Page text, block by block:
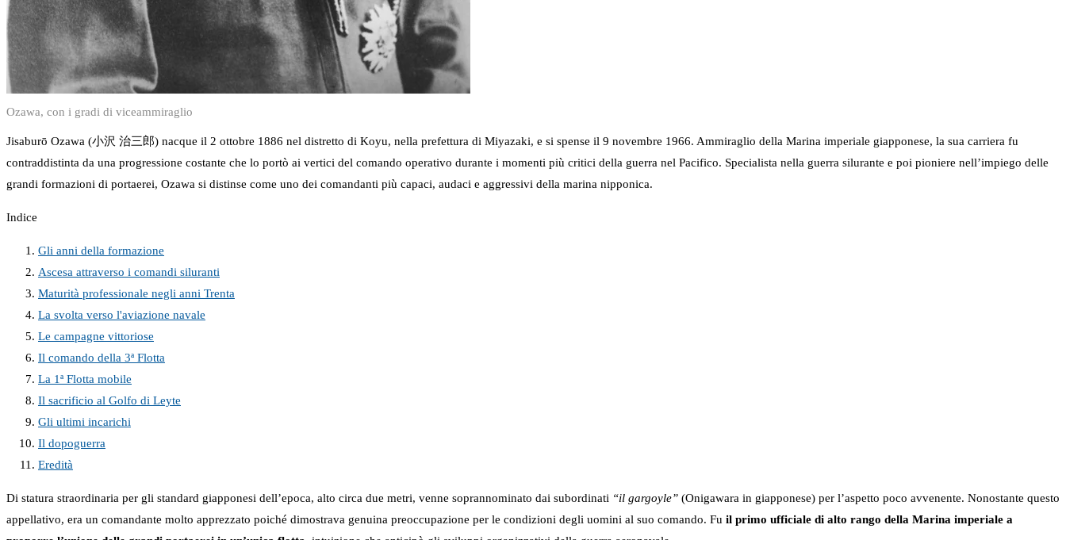
Ozawa, con i gradi di viceammiraglio
Jisaburō Ozawa (小沢 治三郎) nacque il 2 ottobre 1886 nel distretto di Koyu, nella prefettura di Miyazaki, e si spense il 9 novembre 1966. Ammiraglio della Marina imperiale giapponese, la sua carriera fu
contraddistinta da una progressione costante che lo portò ai vertici del comando operativo durante i momenti più critici della guerra nel Pacifico. Specialista nella guerra silurante e poi pioniere nell’impiego delle
grandi formazioni di portaerei, Ozawa si distinse come uno dei comandanti più capaci, audaci e aggressivi della marina nipponica.
Indice
Gli anni della formazione
Ascesa attraverso i comandi siluranti
Maturità professionale negli anni Trenta
La svolta verso l'aviazione navale
Le campagne vittoriose
Il comando della 3ª Flotta
La 1ª Flotta mobile
Il sacrificio al Golfo di Leyte
Gli ultimi incarichi
Il dopoguerra
Eredità
Di statura straordinaria per gli standard giapponesi dell’epoca, alto circa due metri, venne soprannominato dai subordinati “il gargoyle” (Onigawara in giapponese) per l’aspetto poco avvenente. Nonostante questo
appellativo, era un comandante molto apprezzato poiché dimostrava genuina preoccupazione per le condizioni degli uomini al suo comando. Fu il primo ufficiale di alto rango della Marina imperiale a